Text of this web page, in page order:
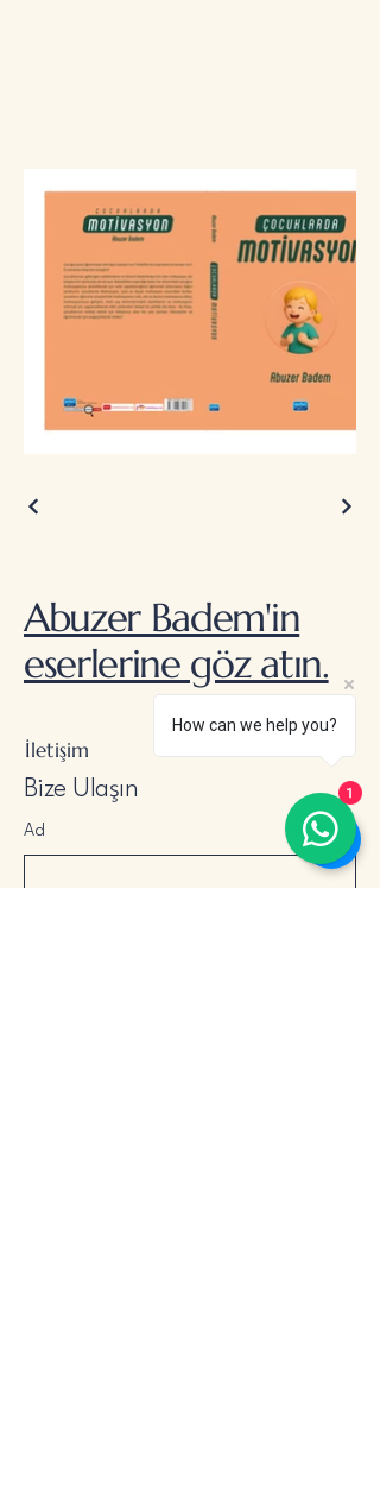
Abuzer Badem'in
eserlerine göz atın.
İletişim
Bize Ulaşın
Ad
How can we help you?
1